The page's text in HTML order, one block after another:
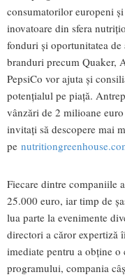
consumatorilor europeni
inovatoare din sfera
fonduri şi oportunitatea
branduri precum Quaker,
PepsiCo vor ajuta şi
potențialul pe piaţă.
vânzări de 2 milioane
invitaţi să descopere mai
pe
Fiecare dintre companiile
25.000 euro, iar timp de
lua parte la evenimente
directori a căror expertiză
imediate pentru a obţine
programului, compania